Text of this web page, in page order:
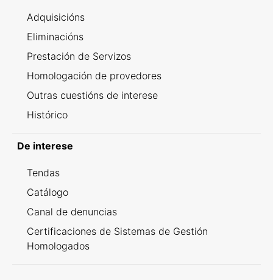
Adquisicións
Eliminacións
Prestación de Servizos
Homologación de provedores
Outras cuestións de interese
Histórico
De interese
Tendas
Catálogo
Canal de denuncias
Certificaciones de Sistemas de Gestión
Homologados